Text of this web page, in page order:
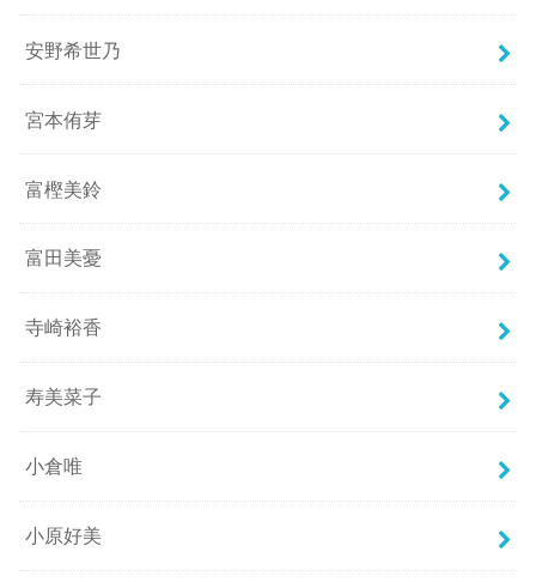
安野希世乃
宮本侑芽
富樫美鈴
富田美憂
寺崎裕香
寿美菜子
小倉唯
小原好美